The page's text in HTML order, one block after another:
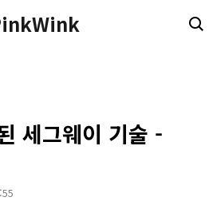
세그웨이 기술 -